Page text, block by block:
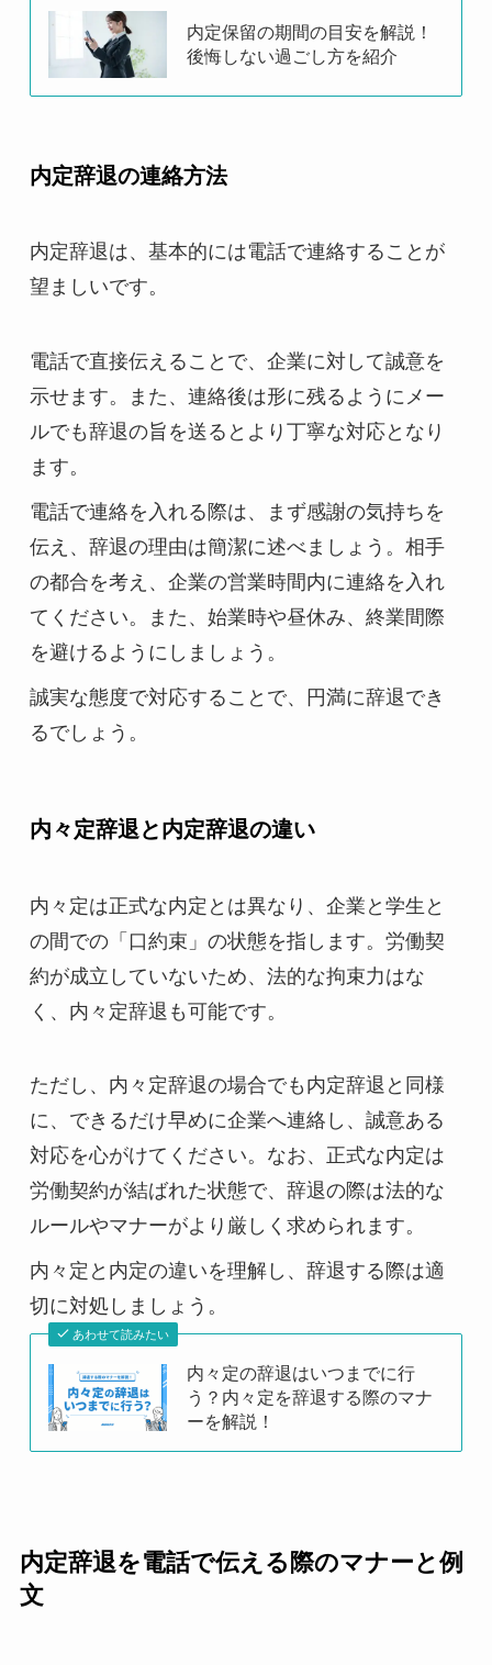
内定保留の期間の目安を解説！
後悔しない過ごし方を紹介
内定辞退の連絡方法
内定辞退は、基本的には電話で連絡することが
望ましいです。
電話で直接伝えることで、企業に対して誠意を
示せます。また、連絡後は形に残るようにメー
ルでも辞退の旨を送るとより丁寧な対応となり
ます。
電話で連絡を入れる際は、まず感謝の気持ちを
伝え、辞退の理由は簡潔に述べましょう。相手
の都合を考え、企業の営業時間内に連絡を入れ
てください。また、始業時や昼休み、終業間際
を避けるようにしましょう。
誠実な態度で対応することで、円満に辞退でき
るでしょう。
内々定辞退と内定辞退の違い
内々定は正式な内定とは異なり、企業と学生と
の間での「口約束」の状態を指します。労働契
約が成立していないため、法的な拘束力はな
く、内々定辞退も可能です。
ただし、内々定辞退の場合でも内定辞退と同様
に、できるだけ早めに企業へ連絡し、誠意ある
対応を心がけてください。なお、正式な内定は
労働契約が結ばれた状態で、辞退の際は法的な
ルールやマナーがより厳しく求められます。
内々定と内定の違いを理解し、辞退する際は適
切に対処しましょう。
あわせて読みたい
内々定の辞退はいつまでに行
う？内々定を辞退する際のマナ
ーを解説！
内定辞退を電話で伝える際のマナーと例
文